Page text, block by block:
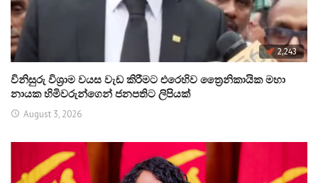
2,243
විනිසුරු විශ්‍රාම වයස වැඩ කිරීමට එරෙහිව ත්‍රෛනිකායික මහා
නායක හිමිවරුන්ගෙන් ජනපතිට ලිපියක්
August 3, 2026